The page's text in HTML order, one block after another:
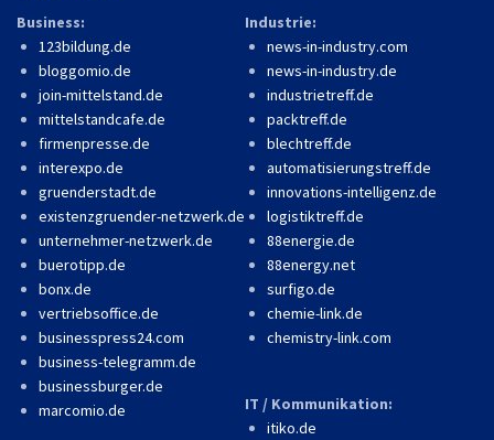
Business:
123bildung.de
bloggomio.de
join-mittelstand.de
mittelstandcafe.de
firmenpresse.de
interexpo.de
gruenderstadt.de
existenzgruender-netzwerk.de
unternehmer-netzwerk.de
buerotipp.de
bonx.de
vertriebsoffice.de
businesspress24.com
business-telegramm.de
businessburger.de
marcomio.de
Industrie:
news-in-industry.com
news-in-industry.de
industrietreff.de
packtreff.de
blechtreff.de
automatisierungstreff.de
innovations-intelligenz.de
logistiktreff.de
88energie.de
88energy.net
surfigo.de
chemie-link.de
chemistry-link.com
IT / Kommunikation:
itiko.de